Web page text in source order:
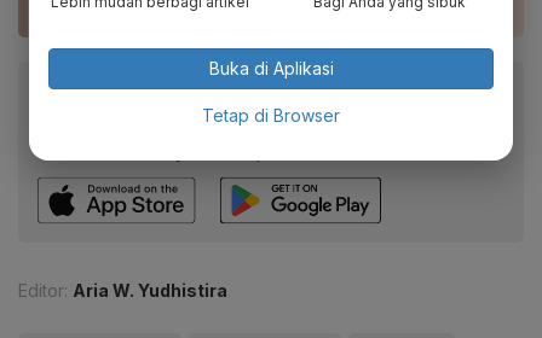
Baca artikel ini lewat aplikasi mobile.
Dapatkan pengalaman membaca lebih nyaman dan nikmati
fitur menarik lainnya lewat aplikasi mobile Katadata.
Editor: Aria W. Yudhistira
Buka di Aplikasi
Tetap di Browser